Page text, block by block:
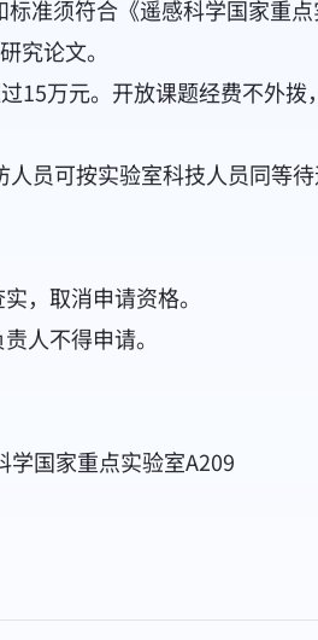
准须符合《遥感科学国家重点
论文。
万元。开放课题经费不外拨
可按实验室科技人员同等
，取消申请资格。
人不得申请。
国家重点实验室A209